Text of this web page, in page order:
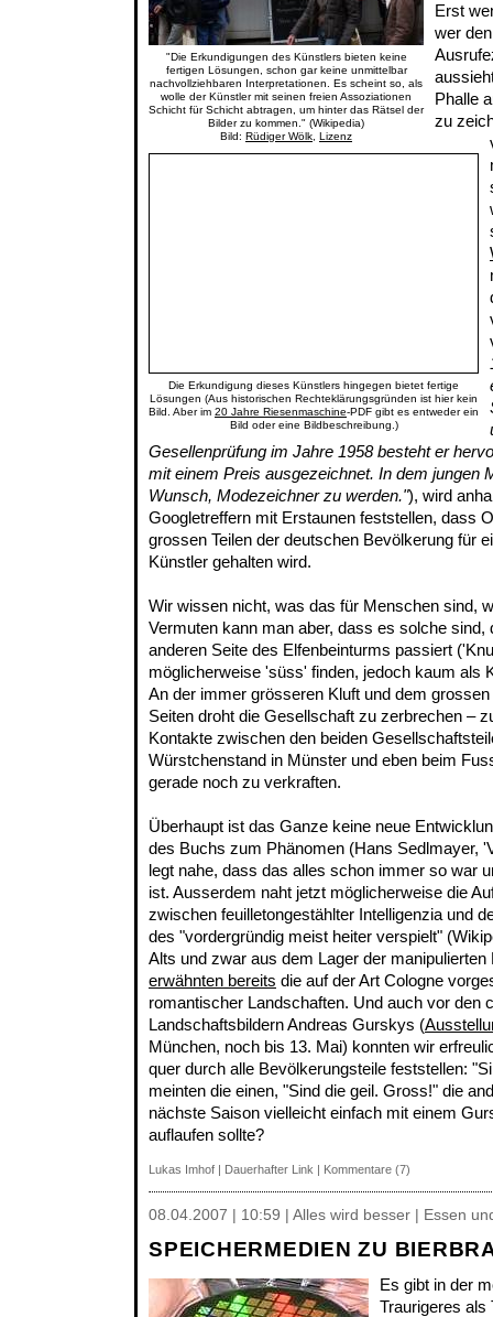
"Die Erkundigungen des Künstlers bieten keine
fertigen Lösungen, schon gar keine unmittelbar
nachvollziehbaren Interpretationen. Es scheint so, als
wolle der Künstler mit seinen freien Assoziationen
Schicht für Schicht abtragen, um hinter das Rätsel der
Bilder zu kommen." (Wikipedia)
Bild: Rüdiger Wölk Lizenz
Die Erkundigung dieses Künstlers hingegen bietet fertige
Lösungen (Aus historischen Rechteklärungsgründen ist hier kein
Bild. Aber im 20 Jahre Riesenmaschine-PDF gibt es entweder ein
Bild oder eine Bildbeschreibung.)
Erst
wer
Phalle
zu
Gesellenprüfung im Jahre 1958 besteht er
mit einem Preis ausgezeichnet. In dem jungen
Wunsch, Modezeichner zu werden."), wird
Googletreffern mit Erstaunen feststellen, dass
grossen Teilen der deutschen Bevölkerung für
Künstler gehalten wird.
Wir wissen nicht, was das für Menschen sind,
Vermuten kann man aber, dass es solche sind,
anderen Seite des Elfenbeinturms passiert
möglicherweise 'süss' finden, jedoch kaum als
An der immer grösseren Kluft und dem
Seiten droht die Gesellschaft zu zerbrechen –
Kontakte zwischen den beiden
Würstchenstand in Münster und eben beim
gerade noch zu verkraften.
Überhaupt ist das Ganze keine neue
des Buchs zum Phänomen (Hans Sedlmayer,
legt nahe, dass das alles schon immer so war
ist. Ausserdem naht jetzt möglicherweise die
zwischen feuilletongestählter Intelligenzia und
des "vordergründig meist heiter verspielt"
Alts und zwar aus dem Lager der manipulierten
erwähnten bereits die auf der Art Cologne
romantischer Landschaften. Und auch vor den
Landschaftsbildern Andreas Gurskys (
München, noch bis 13. Mai) konnten wir
quer durch alle Bevölkerungsteile feststellen:
meinten die einen, "Sind die geil. Gross!" die
nächste Saison vielleicht einfach mit einem
auflaufen sollte?
Lukas Imhof | Dauerhafter Link | Kommentare (7)
08.04.2007 | 10:59 | Alles wird besser | Essen
SPEICHERMEDIEN ZU
Es gibt in der
Traurigeres als